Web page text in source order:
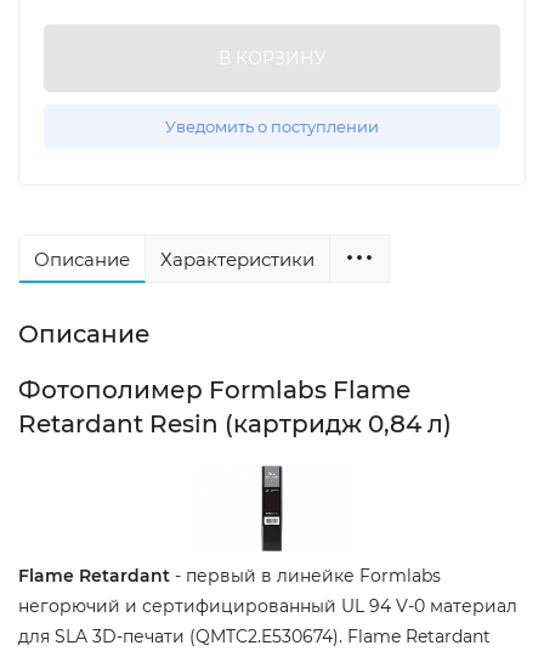
В КОРЗИНУ
Уведомить о поступлении
Описание Характеристики
Описание
Фотополимер Formlabs Flame
Retardant Resin (картридж 0,84 л)
Flame Retardant - первый в линейке Formlabs
негорючий и сертифицированный UL 94 V-0 материал
для SLA 3D-печати (QMTC2.E530674). Flame Retardant